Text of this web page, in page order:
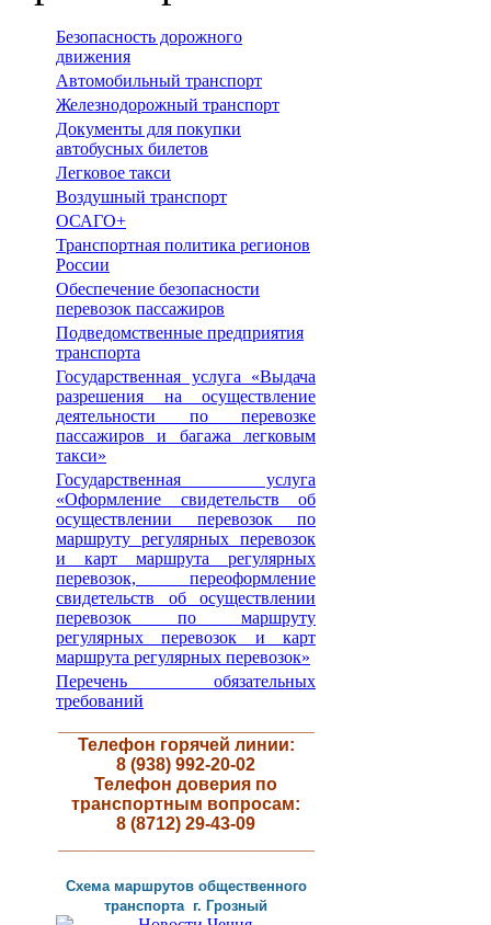
Безопасность дорожного
движения
Автомобильный транспорт
Железнодорожный транспорт
Документы для покупки
автобусных билетов
Легковое такси
Воздушный транспорт
ОСАГО+
Транспортная политика регионов
России
Обеспечение безопасности
перевозок пассажиров
Подведомственные предприятия
транспорта
Государственная услуга «Выдача
разрешения на осуществление
деятельности по перевозке
пассажиров и багажа легковым
такси»
Государственная услуга
«Оформление свидетельств об
осуществлении перевозок по
маршруту регулярных перевозок
и карт маршрута регулярных
перевозок, переоформление
свидетельств об осуществлении
перевозок по маршруту
регулярных перевозок и карт
маршрута регулярных перевозок»
Перечень обязательных
требований
Телефон горячей линии:
8 (938) 992-20-02
Телефон доверия по
транспортным вопросам:
8 (8712) 29-43-09
Схема маршрутов общественного
транспорта г. Грозный